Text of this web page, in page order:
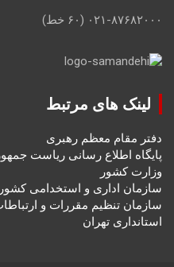
۰۲۱-۸۷۶۸۲۰۰۰ (۶۰ خط)
لینک های مرتبط
دفتر مقام معظم رهبری
پایگاه اطلاع رسانی ریاست
وزارت کشور
سازمان اداری و استخدامی کشور
سازمان تنظیم مقررات و
استانداری تهران